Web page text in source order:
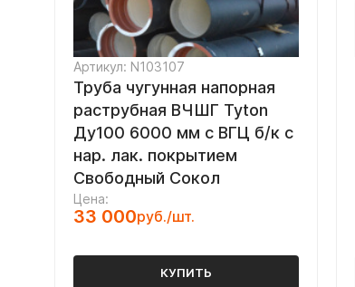
Артикул: N103107
Труба чугунная напорная
раструбная ВЧШГ Tyton
Ду100 6000 мм с ВГЦ б/к с
нар. лак. покрытием
Свободный Сокол
Цена:
33 000руб./шт.
КУПИТЬ